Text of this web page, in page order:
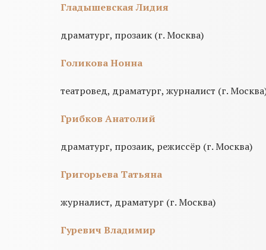
Гладышевская Лидия
драматург, прозаик (г. Москва)
Голикова Нонна
театровед, драматург, журналист (г.
Грибков Анатолий
драматург, прозаик, режиссёр (г. Москва)
Григорьева Татьяна
журналист, драматург (г. Москва)
Гуревич Владимир